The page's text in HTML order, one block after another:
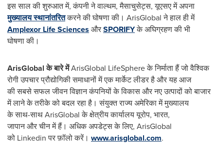
इस साल की शुरुआत में, कंपनी ने वाल्थम, मैसाचुसेट्स, यूएसए में अपना
मुख्यालयस्थानांतरितकरने की घोषणा की। ArisGlobal ने हाल ही में
Amplexor Life Sciences औरSPORIFYके अघिग्रहण की भी
घोषणा की।
ArisGlobalकेबारेमेंArisGlobal LifeSphere के निर्माता हैं जो वैश्विक
रोगी उपचार प्रौद्योगिकी समाधानों में एक मार्केट लीडर है और यह आज
की सबसे सफल जीवन विज्ञान कंपनियों के विकास और नए उत्पादों को बाजार
में लाने के तरीके को बदल रहा है। संयुक्त राज्य अमेरिका में मुख्यालय
के साथ-साथ ArisGlobal के क्षेत्रीय कार्यालय यूरोप, भारत,
जापान और चीन में हैं। अधिक अपडेट्स के लिए, ArisGlobal
को Linkedin पर फ़ॉलो करें। www.arisglobal.com.